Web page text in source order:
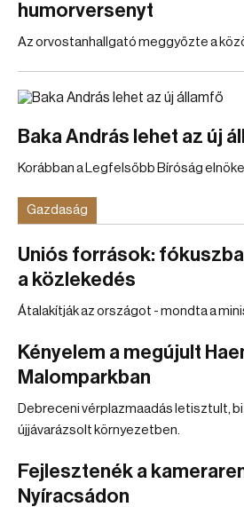
humorversenyt
Az orvostanhallgató meggyőzte a
Baka András lehet az új
Korábban a Legfelsőbb Bíróság
Gazdaság
Uniós források:
a közlekedés
Átalakítják az országot - mondta a
Kényelem a megújult
Malomparkban
Debreceni vérplazmaadás letisztult,
újjávarázsolt környezetben.
Fejlesztenék a
Nyíracsádon